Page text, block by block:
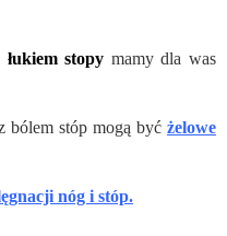
łukiem stopy mamy dla was
bólem stóp mogą być żelowe
nóg i stóp.